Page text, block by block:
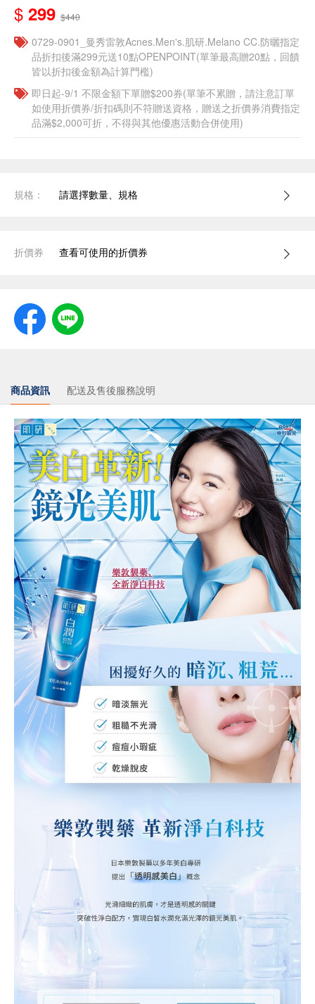
$ 299 $440
0729-0901_曼秀雷敦Acnes.Men's.肌研.Melano CC.防曬指定
品折扣後滿299元送10點OPENPOINT(單筆最高贈20點，回饋
皆以折扣後金額為計算門檻)
即日起-9/1 不限金額下單贈$200券(單筆不累贈，請注意訂單
如使用折價券/折扣碼則不符贈送資格，贈送之折價券消費指定
品滿$2,000可折，不得與其他優惠活動合併使用)
規格： 請選擇數量、規格
折價券 查看可使用的折價券
商品資訊 配送及售後服務說明